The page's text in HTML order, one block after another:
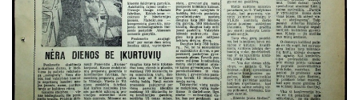
1964
1963
1962